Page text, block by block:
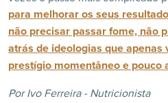
para melhorar os seus
não precisar passar fome, não
atrás de ideologias que apenas
prestígio momentâneo e pouco
Por Ivo Ferreira - Nutricionista